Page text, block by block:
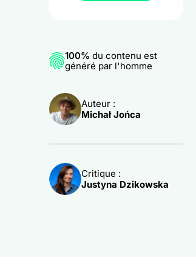
100% du contenu est
généré par l'homme
Auteur :
Michał Jońca
Critique :
Justyna Dzikowska